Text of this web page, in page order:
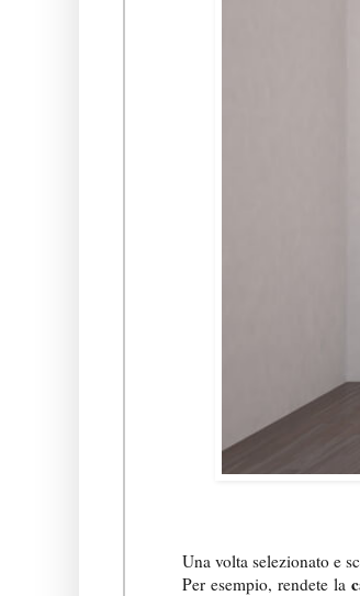
Una volta selezionato e
Per esempio, rendete la